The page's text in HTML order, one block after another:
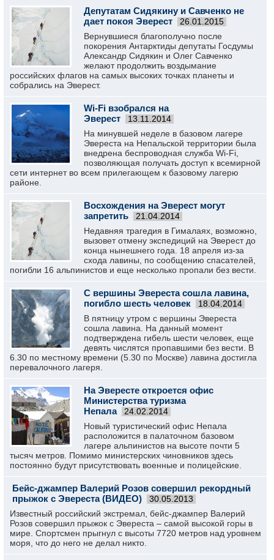
Депутатам Сидякину и Савченко не
дает покоя Эверест
26.01.2015
Вернувшиеся благополучно после
покорения Антарктиды депутаты Госдумы
Александр Сидякин и Олег Савченко
желают продолжить воздымание
российских флагов на самых высоких точках планеты и
собрались на Эверест.
Wi-Fi взобрался на
Эверест
13.11.2014
На минувшей неделе в базовом лагере
Эвереста на Непальской территории была
внедрена беспроводная служба Wi-Fi,
позволяющая получать доступ к всемирной
сети интернет во всем прилегающем к базовому лагерю
районе.
Восхождения на Эверест могут
запретить
21.04.2014
Недавняя трагедия в Гималаях, возможно,
вызовет отмену экспедиций на Эверест до
конца нынешнего года. 18 апреля из-за
схода лавины, по сообщению спасателей,
погибли 16 альпинистов и еще несколько пропали без вести.
С вершины Эвереста сошла лавина,
погибло шесть человек
18.04.2014
В пятницу утром с вершины Эвереста
сошла лавина. На данный момент
подтверждена гибель шести человек, еще
девять числятся пропавшими без вести. В
6.30 по местному времени (5.30 по Москве) лавина достигла
перевалочного лагеря.
На Эвересте откроется офис
Министерства туризма
Непала
24.02.2014
Новый туристический офис Непала
расположится в палаточном базовом
лагере альпинистов на высоте почти 5
тысяч метров. Помимо министерских чиновников здесь
постоянно будут присутствовать военные и полицейские.
Бейс-джампер Валерий Розов совершил рекордный
прыжок с Эвереста (ВИДЕО)
30.05.2013
Известный российский экстремал, бейс-джампер Валерий
Розов совершил прыжок с Эвереста – самой высокой горы в
мире. Спортсмен прыгнул с высоты 7720 метров над уровнем
моря, что до него не делал никто.